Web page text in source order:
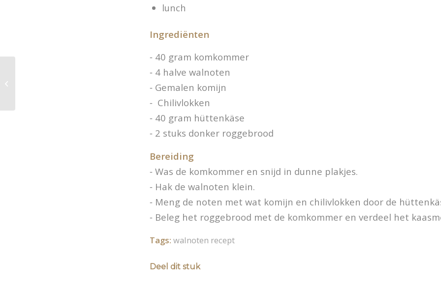
lunch
Ingrediënten
⁃ 40 gram komkommer
⁃ 4 halve walnoten
⁃ Gemalen komijn
⁃ ️ Chilivlokken
⁃ 40 gram hüttenkäse
⁃ 2 stuks donker roggebrood
Bereiding
⁃ Was de komkommer en snijd in dunne plakjes.
⁃ Hak de walnoten klein.
⁃ Meng de noten met wat komijn en chilivlokken door de
⁃ Beleg het roggebrood met de komkommer en verdeel het
Tags: walnoten recept
Deel dit stuk